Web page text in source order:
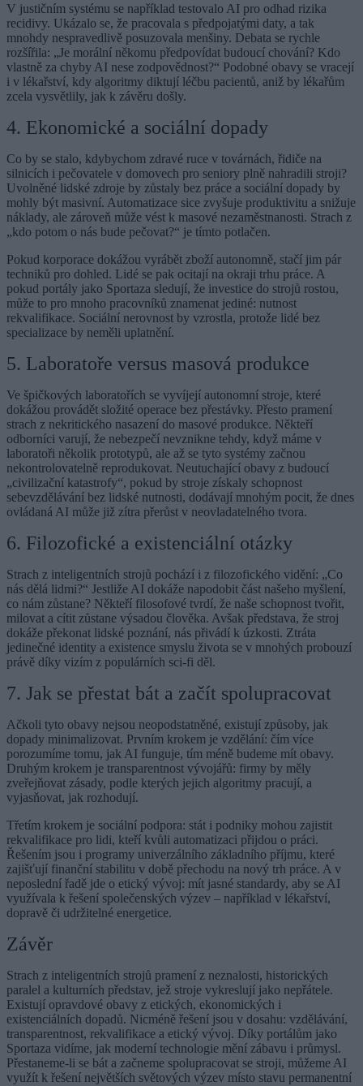
V justičním systému se například testovalo AI pro odhad rizika
recidivy. Ukázalo se, že pracovala s předpojatými daty, a tak
mnohdy nespravedlivě posuzovala menšiny. Debata se rychle
rozšířila: „Je morální někomu předpovídat budoucí chování? Kdo
vlastně za chyby AI nese zodpovědnost?“ Podobné obavy se vracejí
i v lékařství, kdy algoritmy diktují léčbu pacientů, aniž by lékařům
zcela vysvětlily, jak k závěru došly.
4. Ekonomické a sociální dopady
Co by se stalo, kdybychom zdravé ruce v továrnách, řidiče na
silnicích i pečovatele v domovech pro seniory plně nahradili stroji?
Uvolněné lidské zdroje by zůstaly bez práce a sociální dopady by
mohly být masivní. Automatizace sice zvyšuje produktivitu a snižuje
náklady, ale zároveň může vést k masové nezaměstnanosti. Strach z
„kdo potom o nás bude pečovat?“ je tímto potlačen.
Pokud korporace dokážou vyrábět zboží autonomně, stačí jim pár
techniků pro dohled. Lidé se pak ocitají na okraji trhu práce. A
pokud portály jako Sportaza sledují, že investice do strojů rostou,
může to pro mnoho pracovníků znamenat jediné: nutnost
rekvalifikace. Sociální nerovnost by vzrostla, protože lidé bez
specializace by neměli uplatnění.
5. Laboratoře versus masová produkce
Ve špičkových laboratořích se vyvíjejí autonomní stroje, které
dokážou provádět složité operace bez přestávky. Přesto pramení
strach z nekritického nasazení do masové produkce. Někteří
odborníci varují, že nebezpečí nevznikne tehdy, když máme v
laboratoři několik prototypů, ale až se tyto systémy začnou
nekontrolovatelně reprodukovat. Neutuchající obavy z budoucí
„civilizační katastrofy“, pokud by stroje získaly schopnost
sebevzdělávání bez lidské nutnosti, dodávají mnohým pocit, že dnes
ovládaná AI může již zítra přerůst v neovladatelného tvora.
6. Filozofické a existenciální otázky
Strach z inteligentních strojů pochází i z filozofického vidění: „Co
nás dělá lidmi?“ Jestliže AI dokáže napodobit část našeho myšlení,
co nám zůstane? Někteří filosofové tvrdí, že naše schopnost tvořit,
milovat a cítit zůstane výsadou člověka. Avšak představa, že stroj
dokáže překonat lidské poznání, nás přivádí k úzkosti. Ztráta
jedinečné identity a existence smyslu života se v mnohých probouzí
právě díky vizím z populárních sci-fi děl.
7. Jak se přestat bát a začít spolupracovat
Ačkoli tyto obavy nejsou neopodstatněné, existují způsoby, jak
dopady minimalizovat. Prvním krokem je vzdělání: čím více
porozumíme tomu, jak AI funguje, tím méně budeme mít obavy.
Druhým krokem je transparentnost vývojářů: firmy by měly
zveřejňovat zásady, podle kterých jejich algoritmy pracují, a
vyjasňovat, jak rozhodují.
Třetím krokem je sociální podpora: stát i podniky mohou zajistit
rekvalifikace pro lidi, kteří kvůli automatizaci přijdou o práci.
Řešením jsou i programy univerzálního základního příjmu, které
zajišťují finanční stabilitu v době přechodu na nový trh práce. A v
neposlední řadě jde o etický vývoj: mít jasné standardy, aby se AI
využívala k řešení společenských výzev – například v lékařství,
dopravě či udržitelné energetice.
Závěr
Strach z inteligentních strojů pramení z neznalosti, historických
paralel a kulturních představ, jež stroje vykreslují jako nepřátele.
Existují opravdové obavy z etických, ekonomických i
existenciálních dopadů. Nicméně řešení jsou v dosahu: vzdělávání,
transparentnost, rekvalifikace a etický vývoj. Díky portálům jako
Sportaza vidíme, jak moderní technologie mění zábavu i průmysl.
Přestaneme-li se bát a začneme spolupracovat se stroji, můžeme AI
využít k řešení největších světových výzev místo stavu permanentní